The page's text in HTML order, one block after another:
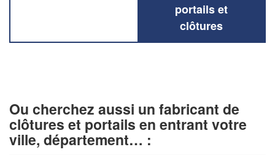
portails et
clôtures
Ou cherchez aussi un fabricant de
clôtures et portails en entrant votre
ville, département… :